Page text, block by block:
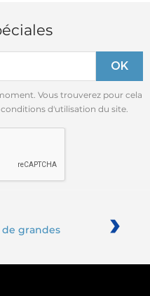
Vous trouverez pour cela
d'utilisation du site.
grandes
›